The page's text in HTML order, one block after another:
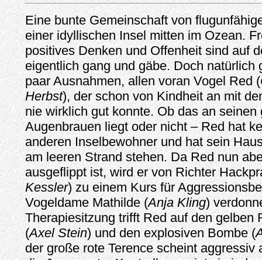
Eine bunte Gemeinschaft von
einer idyllischen Insel mitten im Ozean.
positives Denken und Offenheit sind auf
eigentlich gang und gäbe. Doch natürlich
paar Ausnahmen, allen voran Vogel Red (
Herbst), der schon von Kindheit an mit
nie wirklich gut konnte. Ob das an seinen
Augenbrauen liegt oder nicht – Red hat
anderen Inselbewohner und hat sein
am leeren Strand stehen. Da Red nun
ausgeflippt ist, wird er von Richter
Kessler) zu einem Kurs für
Vogeldame Mathilde (Anja Kling)
Therapiesitzung trifft Red auf den gelben
(Axel Stein) und den explosiven Bombe (
der große rote Terence scheint aggressiv